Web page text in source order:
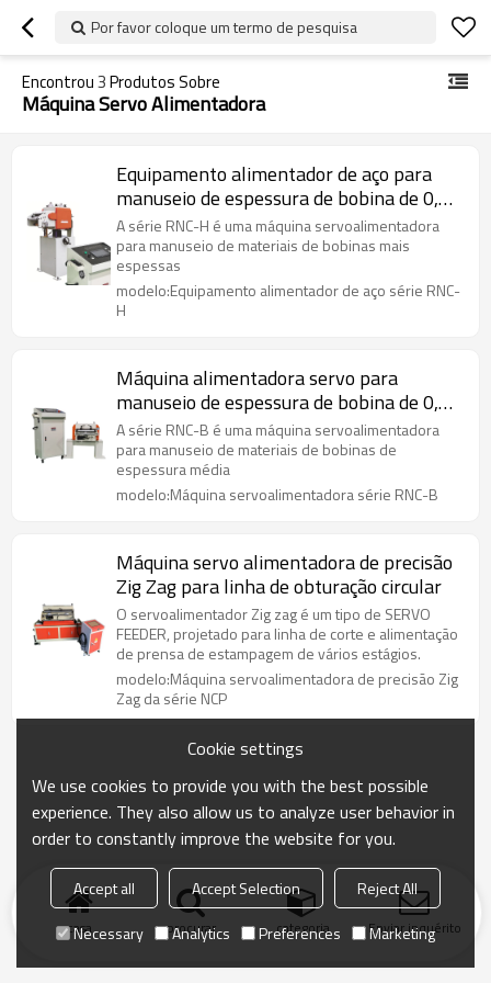
Por favor coloque um termo de pesquisa
Encontrou3Produtos Sobre
Máquina Servo Alimentadora
Equipamento alimentador de aço para
manuseio de espessura de bobina de 0,6
~ 6,0 mm
A série RNC-H é uma máquina servoalimentadora
para manuseio de materiais de bobinas mais
espessas
modelo:Equipamento alimentador de aço série RNC-
H
Máquina alimentadora servo para
manuseio de espessura de bobina de 0,5
~ 4,5 mm
A série RNC-B é uma máquina servoalimentadora
para manuseio de materiais de bobinas de
espessura média
modelo:Máquina servoalimentadora série RNC-B
Máquina servo alimentadora de precisão
Zig Zag para linha de obturação circular
O servoalimentador Zig zag é um tipo de SERVO
FEEDER, projetado para linha de corte e alimentação
de prensa de estampagem de vários estágios.
modelo:Máquina servoalimentadora de precisão Zig
Zag da série NCP
casa procurar categoria Enviar inquérito
Cookie settings
We use cookies to provide you with the best possible
experience. They also allow us to analyze user behavior in
order to constantly improve the website for you.
Accept all Accept Selection
Reject All
Necessary
Analytics Preferences Marketing